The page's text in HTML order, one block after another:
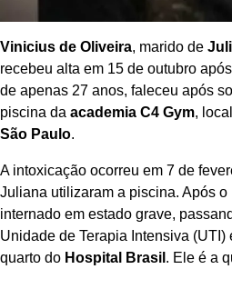
Vinicius de Oliveira, marido de
recebeu alta em 15 de outubro
de apenas 27 anos, faleceu após
piscina da academia C4 Gym,
São Paulo.
A intoxicação ocorreu em 7 de
Juliana utilizaram a piscina. Após
internado em estado grave,
Unidade de Terapia Intensiva (UTI)
quarto do Hospital Brasil . Ele é a